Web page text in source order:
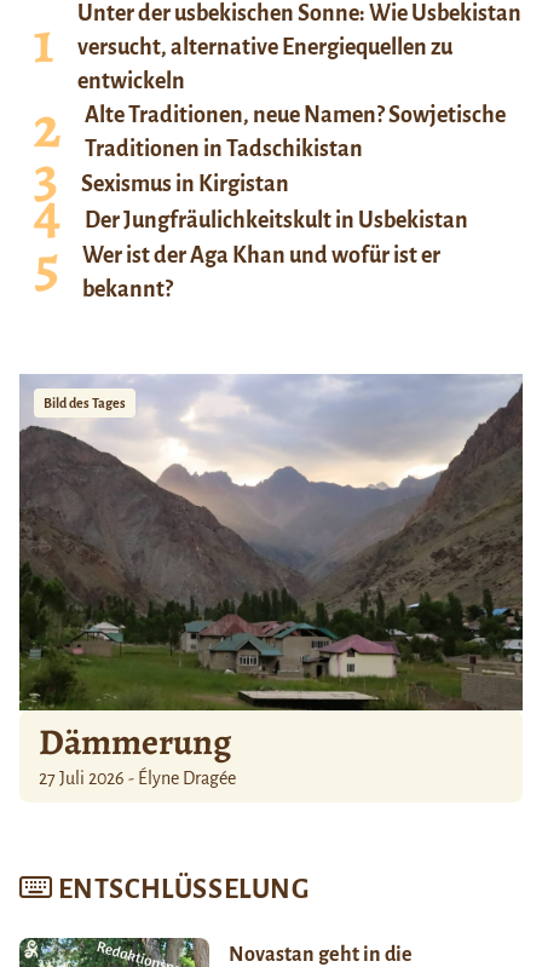
Unter der usbekischen Sonne: Wie Usbekistan
versucht, alternative Energiequellen zu
entwickeln
Alte Traditionen, neue Namen? Sowjetische
Traditionen in Tadschikistan
Sexismus in Kirgistan
Der Jungfräulichkeitskult in Usbekistan
Wer ist der Aga Khan und wofür ist er
bekannt?
Bild des Tages
Dämmerung
27 Juli 2026 - Élyne Dragée
ENTSCHLÜSSELUNG
Novastan geht in die